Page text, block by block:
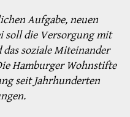
Aufgabe, neuen
soll die Versorgung mit
soziale Miteinander
Hamburger Wohnstifte
seit Jahrhunderten